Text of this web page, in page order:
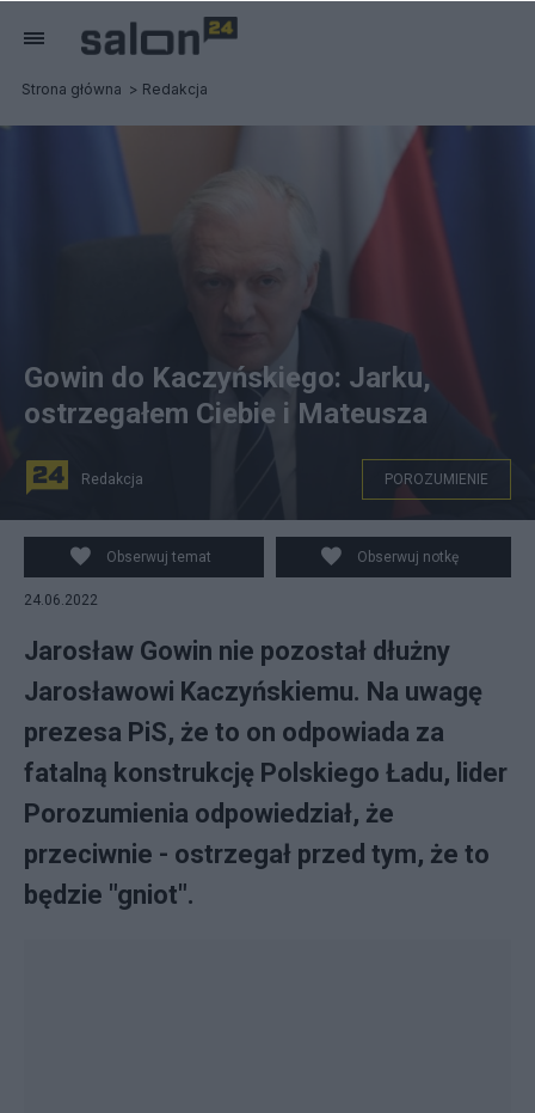
Strona główna Redakcja
Jarosław Gowin chce też przywrócenia starych zasad
dotyczących składki zdrowotnej. Fot. gov.pl
Gowin do Kaczyńskiego: Jarku,
ostrzegałem Ciebie i Mateusza
Redakcja POROZUMIENIE
Obserwuj temat Obserwuj notkę
24.06.2022
Jarosław Gowin nie pozostał dłużny
Jarosławowi Kaczyńskiemu. Na uwagę
prezesa PiS, że to on odpowiada za
fatalną konstrukcję Polskiego Ładu, lider
Porozumienia odpowiedział, że
przeciwnie - ostrzegał przed tym, że to
będzie "gniot".